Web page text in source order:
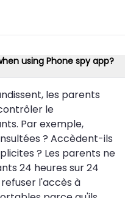
using Phone spy app?
les parents
le
Par exemple,
? Accèdent-ils
? Les parents ne
24 heures sur 24
l'accès à